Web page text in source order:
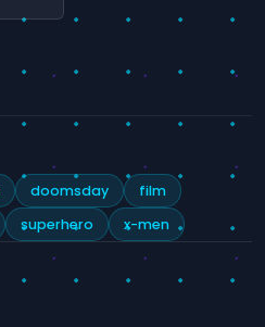
doomsday
film
superhero x-men